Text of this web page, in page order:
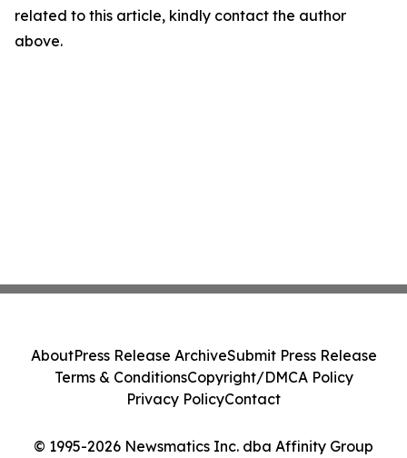
related to this article, kindly contact the author
above.
© 1995-2026 Newsmatics Inc. dba Affinity Group
AboutPress Release ArchiveSubmit Press Release
Terms & ConditionsCopyright/DMCA Policy
Privacy PolicyContact